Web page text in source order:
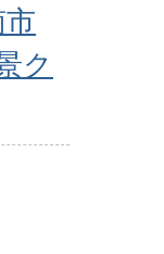
ク